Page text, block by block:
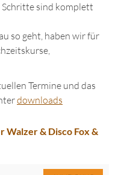
sind komplett
so geht, haben wir für
Termine und das
downloads
Walzer & Disco Fox &